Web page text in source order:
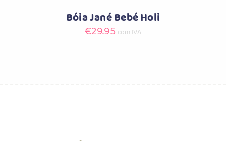
Bóia Jané Bebé Holi
€29.95 com IVA